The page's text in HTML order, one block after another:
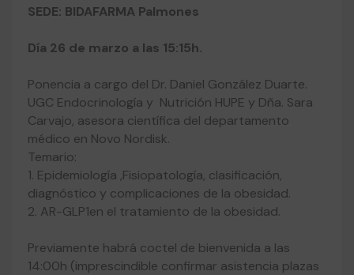
SEDE: BIDAFARMA Palmones
Día 26 de marzo a las 15:15h.
Ponencia a cargo del Dr. Daniel González Duarte.
UGC Endocrinología y Nutrición HUPE y Dña. Sara
Carvajo, asesora científica del departamento
médico en Novo Nordisk.
Temario:
1. Epidemiología ,Fisiopatología, clasificación,
diagnóstico y complicaciones de la obesidad.
2. AR-GLP1en el tratamiento de la obesidad.
Previamente habrá coctel de bienvenida a las
14:00h (imprescindible confirmar asistencia plazas